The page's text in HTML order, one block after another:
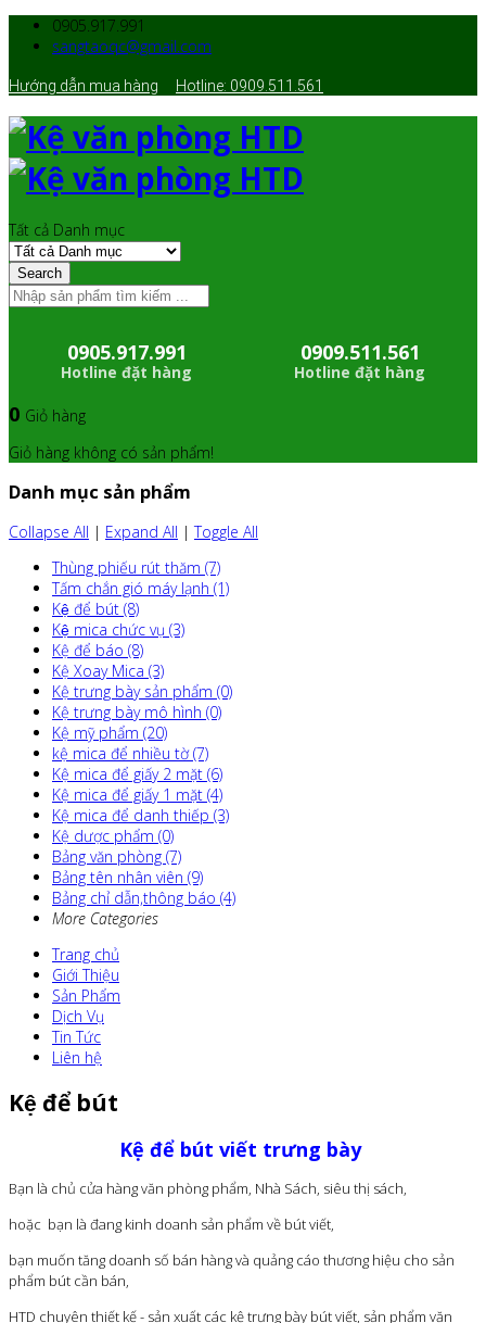
0905.917.991
sangtaoqc@gmail.com
Hướng dẫn mua hàng Hotline: 0909.511.561
Tất cả Danh mục
Search
0905.917.991
Hotline đặt hàng
0909.511.561
Hotline đặt hàng
0 Giỏ hàng
Giỏ hàng không có sản phẩm!
Danh mục sản phẩm
Collapse All | Expand All |Toggle All
Thùng phiếu rút thăm (7)
Tấm chắn gió máy lạnh (1)
Kệ để bút (8)
Kệ mica chức vụ (3)
Kệ để báo (8)
Kệ Xoay Mica (3)
Kệ trưng bày sản phẩm (0)
Kệ trưng bày mô hình (0)
Kệ mỹ phẩm (20)
kệ mica để nhiều tờ (7)
Kệ mica để giấy 2 mặt (6)
Kệ mica để giấy 1 mặt (4)
Kệ mica để danh thiếp (3)
Kệ dược phẩm (0)
Bảng văn phòng (7)
Bảng tên nhân viên (9)
Bảng chỉ dẫn,thông báo (4)
More Categories
Trang chủ
Giới Thiệu
Sản Phẩm
Dịch Vụ
Tin Tức
Liên hệ
Kệ để bút
Kệ để bút viết trưng bày
Bạn là chủ cửa hàng văn phòng phẩm, Nhà Sách, siêu thị sách,
hoặc bạn là đang kinh doanh sản phẩm về bút viết,
bạn muốn tăng doanh số bán hàng và quảng cáo thương hiệu cho sản
phẩm bút cần bán,
HTD chuyên thiết kế - sản xuất các kệ trưng bày bút viết, sản phẩm văn